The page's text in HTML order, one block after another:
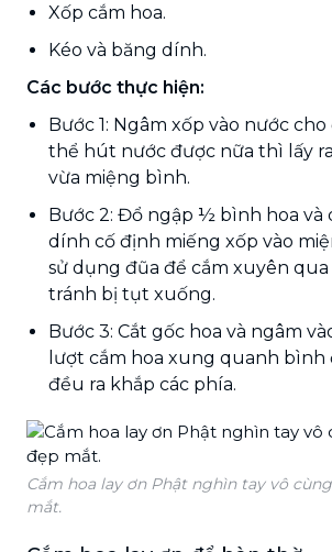
Xốp cắm hoa.
Kéo và băng dính.
Các bước thực hiện:
Bước 1: Ngâm xốp vào nước
thể hút nước được nữa thì lấy
vừa miệng bình.
Bước 2: Đổ ngập ½ bình hoa và
dính cố định miếng xốp vào
sử dụng đũa để cắm xuyên
tránh bị tụt xuống.
Bước 3: Cắt gốc hoa và ngâm
lượt cắm hoa xung quanh bình
đều ra khắp các phía.
Cắm hoa lay ơn Phật nghìn tay vô
mắt.